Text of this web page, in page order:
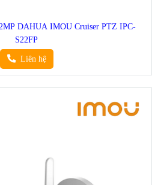
DAHUA IMOU Cruiser PTZ IPC-
S22FP
Liên hệ